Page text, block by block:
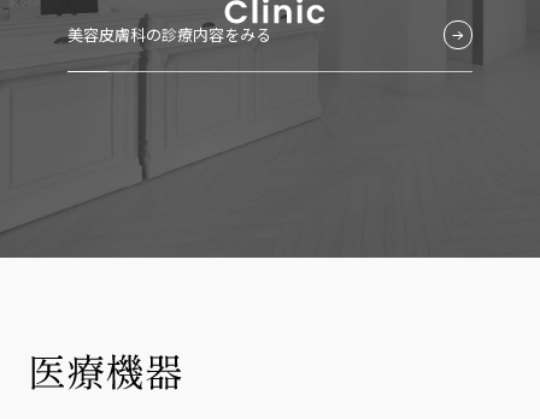
美容皮膚科の診療内容をみる